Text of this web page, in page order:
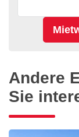
Andere
Sie